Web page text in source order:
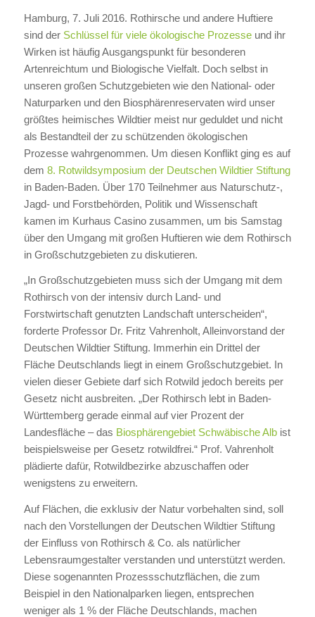
Hamburg, 7. Juli 2016. Rothirsche und andere Huftiere
sind der Schlüssel für viele ökologische Prozesseund ihr
Wirken ist häufig Ausgangspunkt für besonderen
Artenreichtum und Biologische Vielfalt. Doch selbst in
unseren großen Schutzgebieten wie den National- oder
Naturparken und den Biosphärenreservaten wird unser
größtes heimisches Wildtier meist nur geduldet und nicht
als Bestandteil der zu schützenden ökologischen
Prozesse wahrgenommen. Um diesen Konflikt ging es auf
dem 8. Rotwildsymposium der Deutschen Wildtier Stiftung
in Baden-Baden. Über 170 Teilnehmer aus Naturschutz-,
Jagd- und Forstbehörden, Politik und Wissenschaft
kamen im Kurhaus Casino zusammen, um bis Samstag
über den Umgang mit großen Huftieren wie dem Rothirsch
in Großschutzgebieten zu diskutieren.
„In Großschutzgebieten muss sich der Umgang mit dem
Rothirsch von der intensiv durch Land- und
Forstwirtschaft genutzten Landschaft unterscheiden“,
forderte Professor Dr. Fritz Vahrenholt, Alleinvorstand der
Deutschen Wildtier Stiftung. Immerhin ein Drittel der
Fläche Deutschlands liegt in einem Großschutzgebiet. In
vielen dieser Gebiete darf sich Rotwild jedoch bereits per
Gesetz nicht ausbreiten. „Der Rothirsch lebt in Baden-
Württemberg gerade einmal auf vier Prozent der
Landesfläche – das Biosphärengebiet Schwäbische Alb ist
beispielsweise per Gesetz rotwildfrei.“ Prof. Vahrenholt
plädierte dafür, Rotwildbezirke abzuschaffen oder
wenigstens zu erweitern.
Auf Flächen, die exklusiv der Natur vorbehalten sind, soll
nach den Vorstellungen der Deutschen Wildtier Stiftung
der Einfluss von Rothirsch & Co. als natürlicher
Lebensraumgestalter verstanden und unterstützt werden.
Diese sogenannten Prozessschutzflächen, die zum
Beispiel in den Nationalparken liegen, entsprechen
weniger als 1 % der Fläche Deutschlands, machen